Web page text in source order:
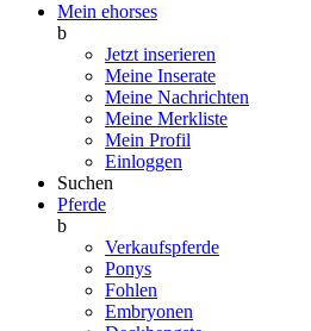
Mein ehorses
b
Jetzt inserieren
Meine Inserate
Meine Nachrichten
Meine Merkliste
Mein Profil
Einloggen
Suchen
Pferde
b
Verkaufspferde
Ponys
Fohlen
Embryonen